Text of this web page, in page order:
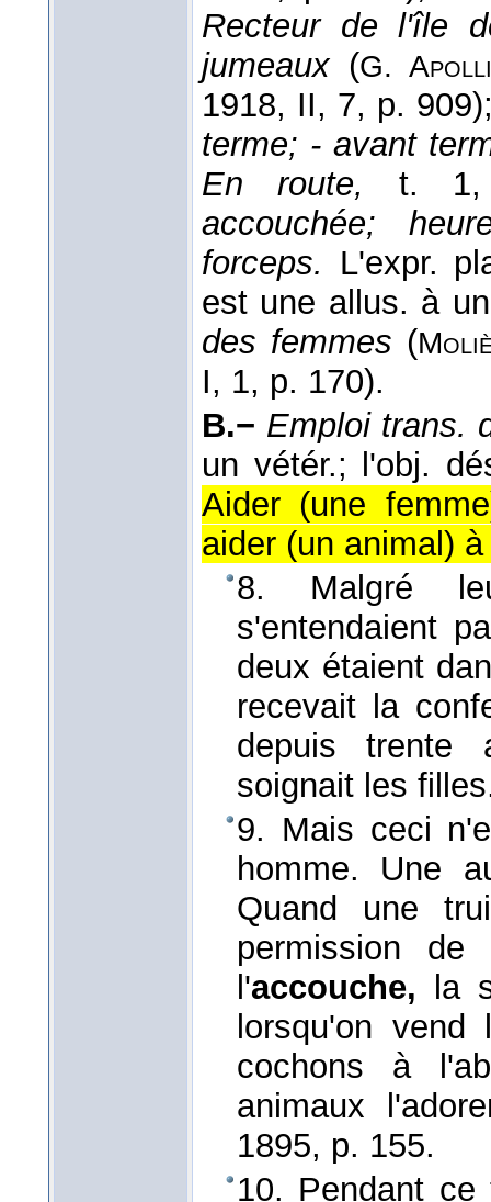
Recteur de l'île
jumeaux(G.
1918, II, 7, p.
terme; - avant
En route,
t. 1,
accouchée;
forceps. L'expr.
est une allus. à
des femmes (
I, 1, p. 170).
B.− Emploi trans.
un vétér.; l'obj.
Aider (une
aider (un animal)
8. Malgré
s'entendaient
deux étaient
recevait la
depuis
soignait les
9. Mais ceci
homme. Une
Quand une
permission
l'accouche, la
lorsqu'on
cochons à
animaux
1895, p. 155.
10. Pendant